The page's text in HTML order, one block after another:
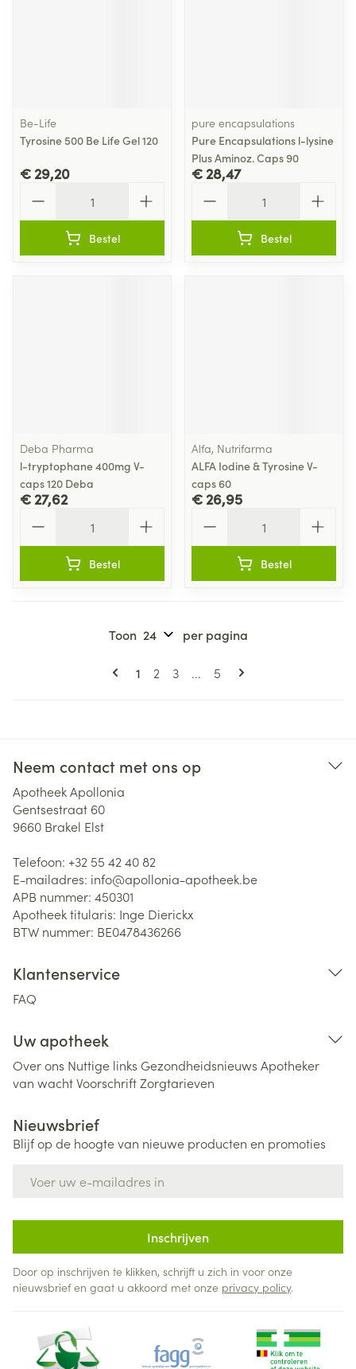
Be-Life
Tyrosine 500 Be Life Gel 120
€ 29,20
Bestel
pure encapsulations
Pure Encapsulations l-lysine
Plus Aminoz. Caps 90
€ 28,47
Bestel
Deba Pharma
l-tryptophane 400mg V-
caps 120 Deba
€ 27,62
Bestel
Alfa, Nutrifarma
ALFA Iodine & Tyrosine V-
caps 60
€ 26,95
Bestel
Pagina's
U lees momenteel pagina
1 Pagina
2 Pagina
3 ... Pagina
5
Toon per pagina
Neem contact met ons op
Apotheek Apollonia
Gentsestraat 60
9660 Brakel Elst
Telefoon: +32 55 42 40 82
E-mailadres: info@apollonia-apotheek.be
APB nummer: 450301
Apotheek titularis: Inge Dierickx
BTW nummer: BE0478436266
Klantenservice
FAQ
Uw apotheek
Over ons Nuttige links Gezondheidsnieuws Apotheker
van wachtVoorschriftZorgtarieven
Nieuwsbrief
Blijf op de hoogte van nieuwe producten en promoties
Inschrijven
Door op inschrijven te klikken, schrijft u zich in voor onze
nieuwsbrief en gaat u akkoord met onze privacy policy.